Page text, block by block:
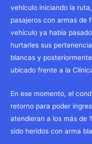
vehículo iniciando la
pasajeros con armas de
vehículo ya había
hurtarles sus
blancas y
ubicado frente a la
En ese momento, el
retorno para poder
atendieran a los más de
sido heridos con arma